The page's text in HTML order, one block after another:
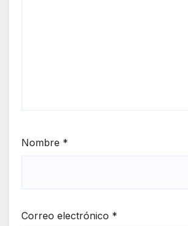
Nombre *
Correo electrónico *